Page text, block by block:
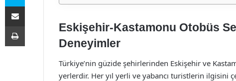
Eskişehir-Kastamonu Otobüs
Deneyimler
Türkiye’nin güzide şehirlerinden Eskişehir ve
yerlerdir. Her yıl yerli ve yabancı turistlerin ilgisini
E-Posta ile paylaş